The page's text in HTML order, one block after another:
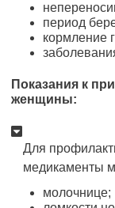
период
кормление
Показания к
женщины:
Для
медикаменты
молочнице;